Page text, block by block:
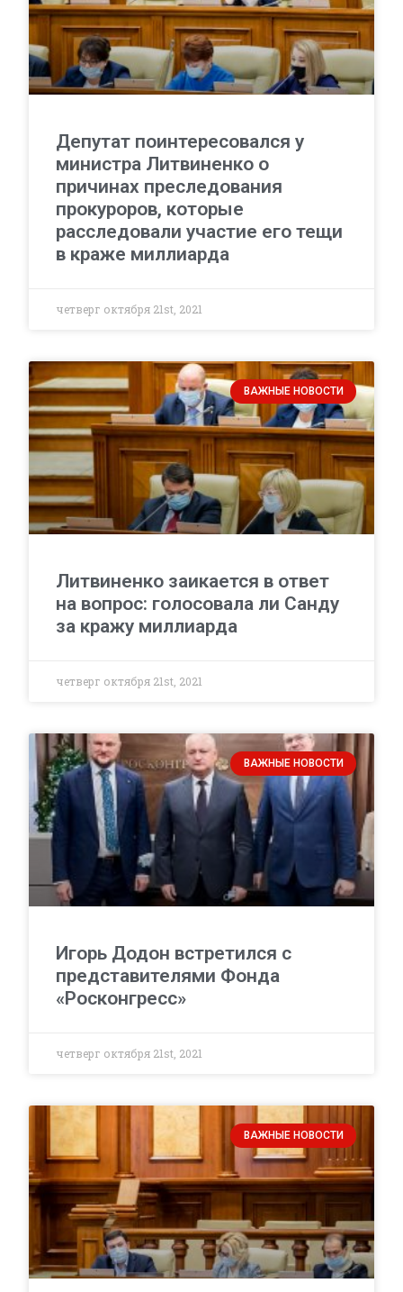
Депутат поинтересовался у
министра Литвиненко о
причинах преследования
прокуроров, которые
расследовали участие его тещи
в краже миллиарда
четверг октября 21st, 2021
ВАЖНЫЕ НОВОСТИ
Литвиненко заикается в ответ
на вопрос: голосовала ли Санду
за кражу миллиарда
четверг октября 21st, 2021
ВАЖНЫЕ НОВОСТИ
Игорь Додон встретился с
представителями Фонда
«Росконгресс»
четверг октября 21st, 2021
ВАЖНЫЕ НОВОСТИ